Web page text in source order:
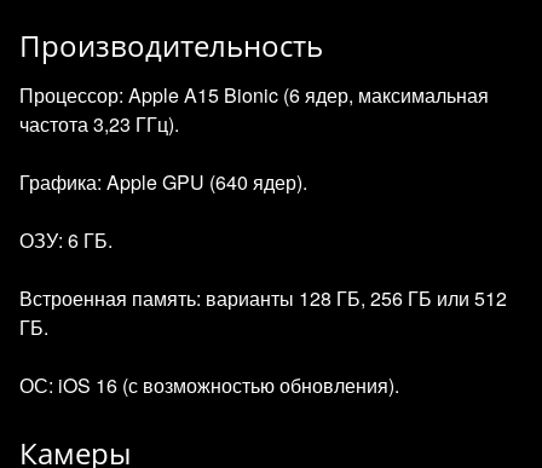
Производительность
Процессор: Apple A15 Bionic (6 ядер, максимальная
частота 3,23 ГГц).
Графика: Apple GPU (640 ядер).
ОЗУ: 6 ГБ.
Встроенная память: варианты 128 ГБ, 256 ГБ или 512
ГБ.
ОС: iOS 16 (с возможностью обновления).
Камеры